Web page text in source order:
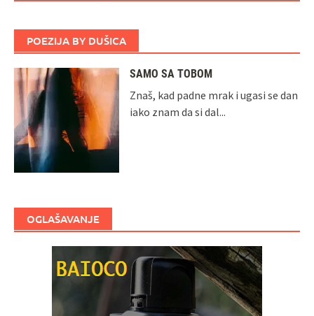
POEZIJA BY DUŠICA
SAMO SA TOBOM
Znaš, kad padne mrak i ugasi se dan
iako znam da si dal...
OGLAŠAVANJE